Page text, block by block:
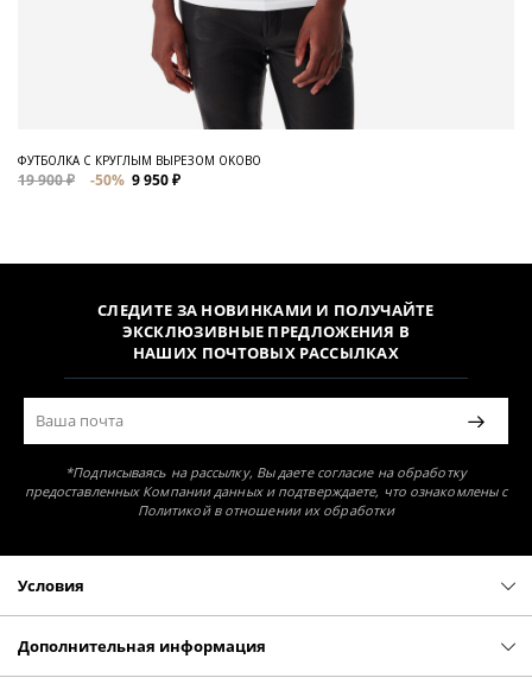
ФУТБОЛКА С КРУГЛЫМ ВЫРЕЗОМ OKOBO
19 900 ₽ -50% 9 950 ₽
СЛЕДИТЕ ЗА НОВИНКАМИ И ПОЛУЧАЙТЕ
ЭКСКЛЮЗИВНЫЕ ПРЕДЛОЖЕНИЯ В
НАШИХ ПОЧТОВЫХ РАССЫЛКАХ
*Подписываясь на рассылку, Вы даете согласие на обработку
предоставленных Компании данных и подтверждаете, что ознакомлены с
Политикой в отношении их обработки
Условия
Политика конфиденциальности
Оферта
Дополнительная информация